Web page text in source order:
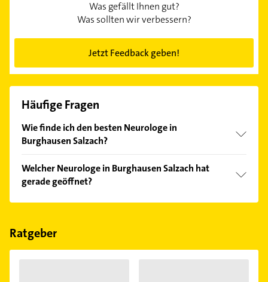
Was gefällt Ihnen gut?
Was sollten wir verbessern?
Jetzt Feedback geben!
Häufige Fragen
Wie finde ich den besten Neurologe in
Burghausen Salzach?
Kundenmeinungen und profitieren Sie von den
Empfehlungen. Die Suchergebnisse können Sie sich
einfach nachBewertungensortiert anzeigen lassen.
Welcher Neurologe in Burghausen Salzach hat
gerade geöffnet?
Im Anbieter-Bereich finden Sie alleÖffnungszeiten.
Feiertagen abweichen können.
Ratgeber